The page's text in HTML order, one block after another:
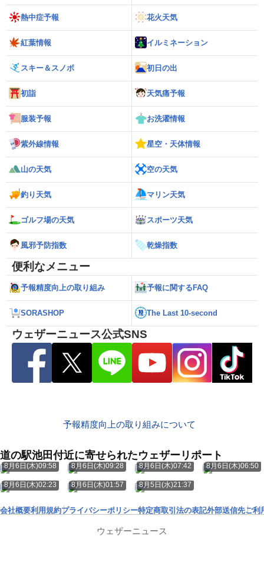
熱中症予報 花火天気
紅葉情報 イルミネーション
スキー＆スノボ 初日の出
初詣 天気痛予報
服装予報 お洗濯情報
紫外線情報 星空・天体情報
山の天気 空の天気
釣り天気 マリン天気
ゴルフ場の天気 スポーツ天気
風邪予防指数 乾燥指数
便利なメニュー
予報精度向上の取り組み 予報に関するFAQ
SORASHOP The Last 10-second
ウェザーニュース公式SNS
予報精度向上の取り組みについて
道の駅池田付近に寄せられたウェザーリポート
8月6日(木)09:58 8月6日(木)09:28 8月6日(木)07:42 8月6日(木)06:50
8月6日(木)02:23 8月6日(木)01:57 8月5日(水)21:37
会社概要利用規約プライバシーポリシー特定商取引法の表記外部送信先ご利
ウェザーニュース